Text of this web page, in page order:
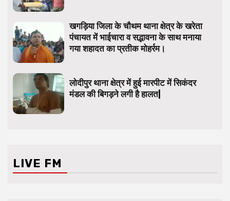
खगड़िया जिला के चौथम थाना क्षेत्र के खरेता
पंचायत में भाईचारा व सद्भावना के साथ मनाया
गया शहादत का प्रतीक मोहर्रम।
लोदीपुर थाना क्षेत्र में हुई मारपीट में सिकंदर
मंडल की बिगड़ने लगी है हालत|
LIVE FM